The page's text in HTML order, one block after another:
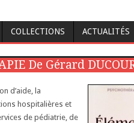
COLLECTIONS ACTUALITÉS
De Gérard
d’aide, la
hospitalières et
de pédiatrie, de